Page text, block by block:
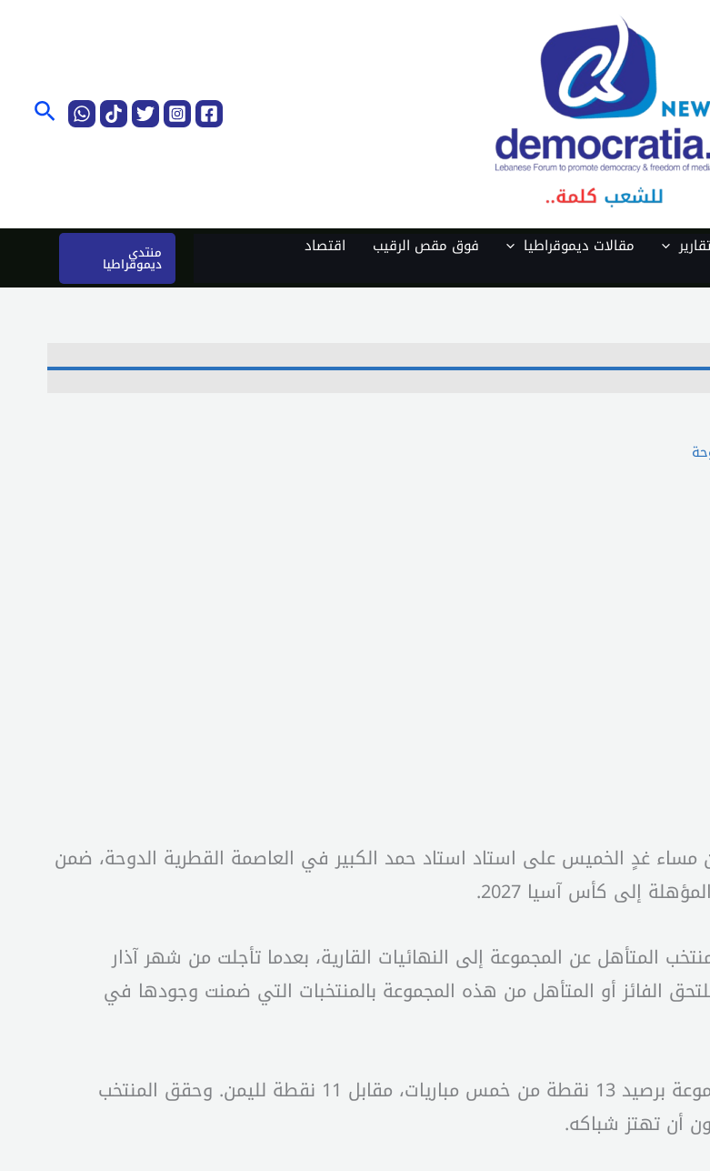
تقارير مقالات ديموقراطيا فوق مقص الرقيب
اقتصاد
منتدى
ديموقراطيا
غدٍ الخميس على استاد استاد حمد الكبير في العاصمة القطرية الدوحة، ضمن
إلى كأس آسيا 2027.
المتأهل عن المجموعة إلى النهائيات القارية، بعدما تأجلت من شهر آذار
الفائز أو المتأهل من هذه المجموعة بالمنتخبات التي ضمنت وجودها في
ويدخل “رجال الأرز” اللقاء بأفضلية واضحة بعدما تصدروا المجموعة برصيد 13 نقطة من خمس مباريات، مقابل 11 نقطة لليمن. وحقق المنتخب